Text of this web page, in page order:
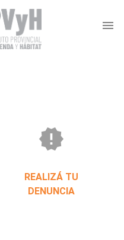
menu
new_releases
REALIZÁ TU
DENUNCIA